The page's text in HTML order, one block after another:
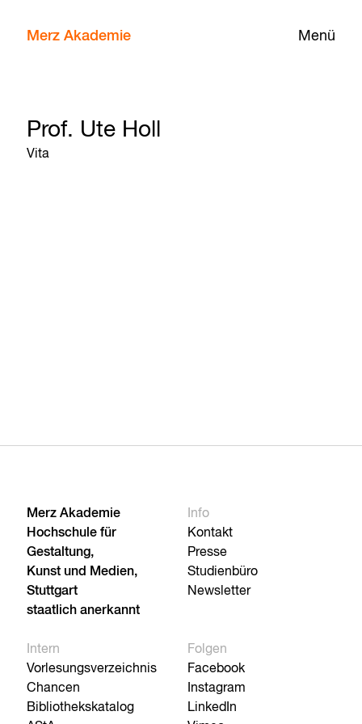
Menü
Merz Akademie
Prof. Ute Holl
Vita
Merz Akademie
Hochschule für
Gestaltung,
Kunst und Medien,
Stuttgart
staatlich anerkannt
Info
Kontakt
Presse
Studienbüro
Newsletter
Intern
Vorlesungsverzeichnis
Chancen
Bibliothekskatalog
Folgen
Facebook
Instagram
LinkedIn